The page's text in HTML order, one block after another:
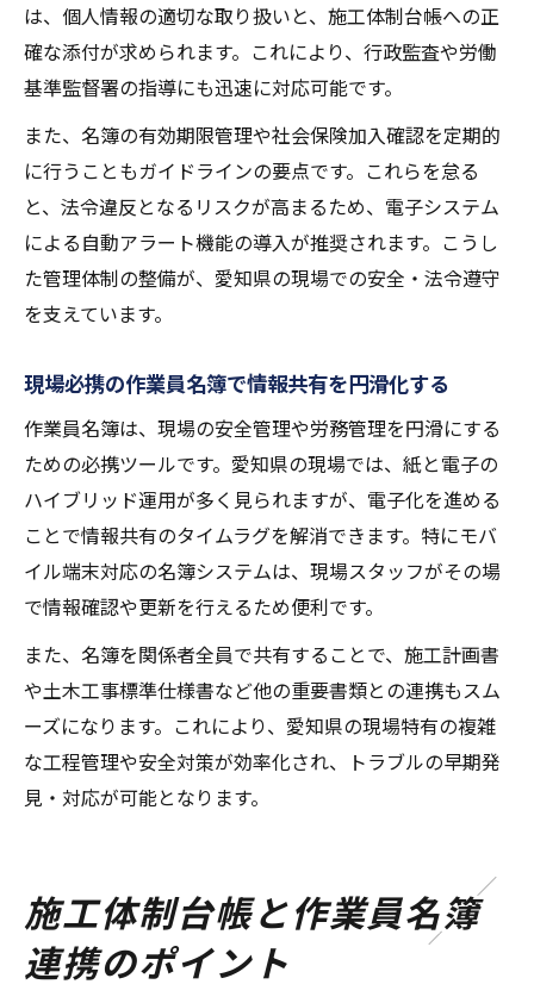
は、個人情報の適切な取り扱いと、施工体制台帳への正
確な添付が求められます。これにより、行政監査や労働
基準監督署の指導にも迅速に対応可能です。
また、名簿の有効期限管理や社会保険加入確認を定期的
に行うこともガイドラインの要点です。これらを怠る
と、法令違反となるリスクが高まるため、電子システム
による自動アラート機能の導入が推奨されます。こうし
た管理体制の整備が、愛知県の現場での安全・法令遵守
を支えています。
現場必携の作業員名簿で情報共有を円滑化する
作業員名簿は、現場の安全管理や労務管理を円滑にする
ための必携ツールです。愛知県の現場では、紙と電子の
ハイブリッド運用が多く見られますが、電子化を進める
ことで情報共有のタイムラグを解消できます。特にモバ
イル端末対応の名簿システムは、現場スタッフがその場
で情報確認や更新を行えるため便利です。
また、名簿を関係者全員で共有することで、施工計画書
や土木工事標準仕様書など他の重要書類との連携もスム
ーズになります。これにより、愛知県の現場特有の複雑
な工程管理や安全対策が効率化され、トラブルの早期発
見・対応が可能となります。
施工体制台帳と作業員名簿
連携のポイント